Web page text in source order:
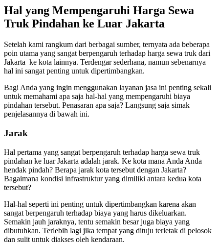
Hal yang Mempengaruhi Harga Sewa
Truk Pindahan ke Luar Jakarta
Setelah kami rangkum dari berbagai sumber, ternyata ada beberapa
poin utama yang sangat berpengaruh terhadap harga sewa truk dari
Jakarta ke kota lainnya. Terdengar sederhana, namun sebenarnya
hal ini sangat penting untuk dipertimbangkan.
Bagi Anda yang ingin menggunakan layanan jasa ini penting sekali
untuk memahami apa saja hal-hal yang mempengaruhi biaya
pindahan tersebut. Penasaran apa saja? Langsung saja simak
penjelasannya di bawah ini.
Jarak
Hal pertama yang sangat berpengaruh terhadap harga sewa truk
pindahan ke luar Jakarta adalah jarak. Ke kota mana Anda Anda
hendak pindah? Berapa jarak kota tersebut dengan Jakarta?
Bagaimana kondisi infrastruktur yang dimiliki antara kedua kota
tersebut?
Hal-hal seperti ini penting untuk dipertimbangkan karena akan
sangat berpengaruh terhadap biaya yang harus dikeluarkan.
Semakin jauh jaraknya, tentu semakin besar juga biaya yang
dibutuhkan. Terlebih lagi jika tempat yang dituju terletak di pelosok
dan sulit untuk diakses oleh kendaraan.